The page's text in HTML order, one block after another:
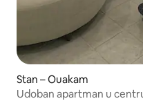
Stan – Ouakam
Udoban apartman u